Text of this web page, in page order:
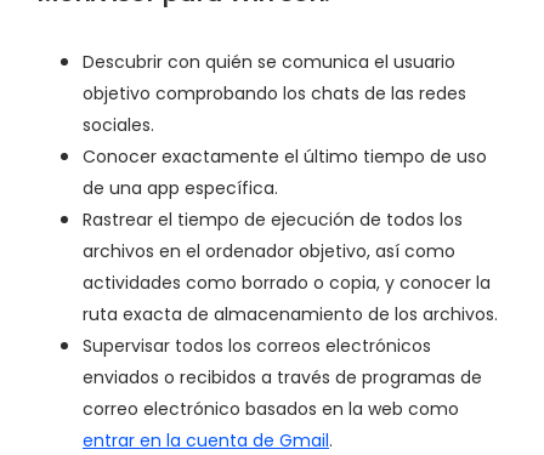
Descubrir con quién se comunica el usuario
objetivo comprobando los chats de las redes
sociales.
Conocer exactamente el último tiempo de uso
de una app específica.
Rastrear el tiempo de ejecución de todos los
archivos en el ordenador objetivo, así como
actividades como borrado o copia, y conocer la
ruta exacta de almacenamiento de los archivos.
Supervisar todos los correos electrónicos
enviados o recibidos a través de programas de
correo electrónico basados en la web como
entrar en la cuenta de Gmail.